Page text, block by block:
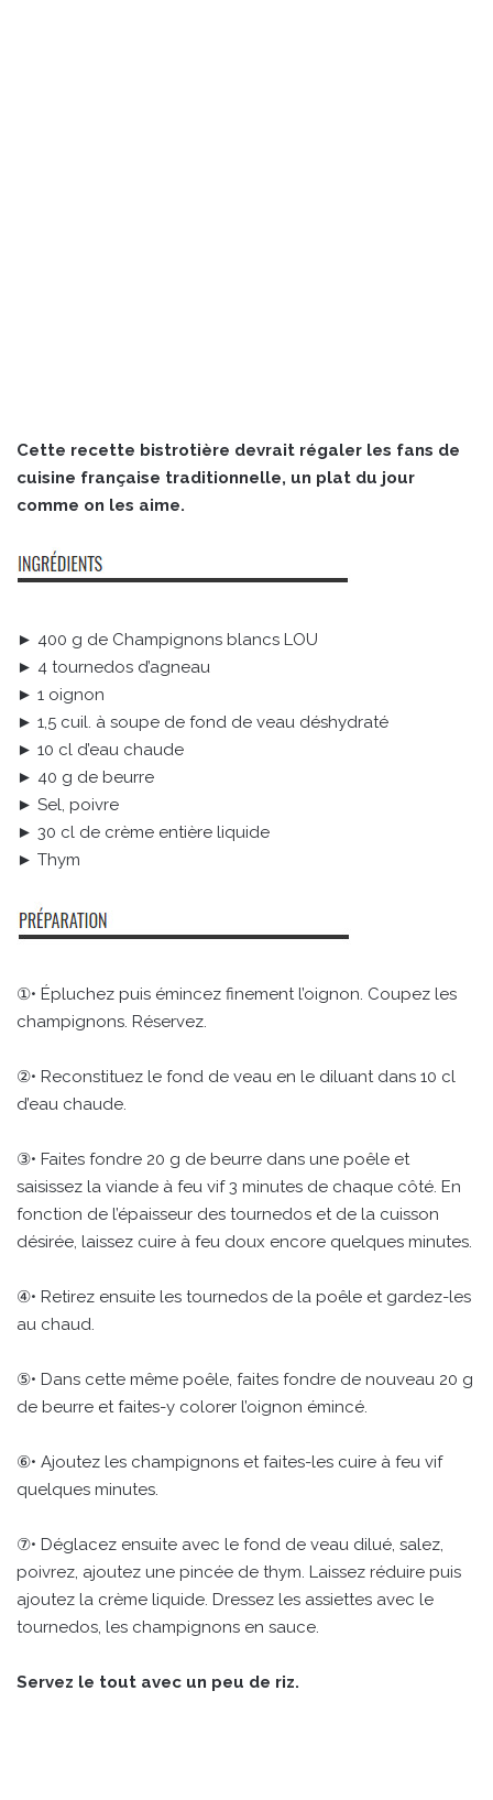
Cette recette bistrotière devrait régaler les fans de
cuisine française traditionnelle, un plat du jour
comme on les aime.
► 400 g de Champignons blancs LOU
► 4 tournedos d’agneau
► 1 oignon
► 1,5 cuil. à soupe de fond de veau déshydraté
► 10 cl d’eau chaude
► 40 g de beurre
► Sel, poivre
► 30 cl de crème entière liquide
► Thym
①• Épluchez puis émincez finement l’oignon. Coupez les
champignons. Réservez.
②• Reconstituez le fond de veau en le diluant dans 10 cl
d’eau chaude.
③• Faites fondre 20 g de beurre dans une poêle et
saisissez la viande à feu vif 3 minutes de chaque côté. En
fonction de l’épaisseur des tournedos et de la cuisson
désirée, laissez cuire à feu doux encore quelques minutes.
④• Retirez ensuite les tournedos de la poêle et gardez-les
au chaud.
⑤• Dans cette même poêle, faites fondre de nouveau 20 g
de beurre et faites-y colorer l’oignon émincé.
⑥• Ajoutez les champignons et faites-les cuire à feu vif
quelques minutes.
⑦• Déglacez ensuite avec le fond de veau dilué, salez,
poivrez, ajoutez une pincée de thym. Laissez réduire puis
ajoutez la crème liquide. Dressez les assiettes avec le
tournedos, les champignons en sauce.
Servez le tout avec un peu de riz.